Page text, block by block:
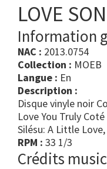
LOVE
Information
NAC : 2013.0754
Collection : MOEB
Langue : En
Description :
Disque vinyle noir
Love You Truly
Silésu: A Little
RPM : 33 1/3
Crédits